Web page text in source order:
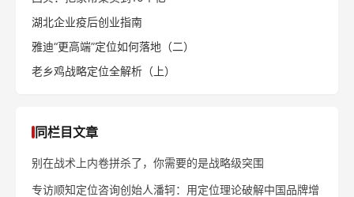
湖北企业疫后创业指南
雅迪“更高端”定位如何落地（二）
老乡鸡战略定位全解析（上）
同栏目文章
别在战术上内卷拼杀了，你需要的是战略级突围
专访顺知定位咨询创始人潘轲：用定位理论破解中国品牌增